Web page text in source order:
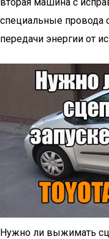
специальные провода
передачи энергии от
Нужно ли выжимать